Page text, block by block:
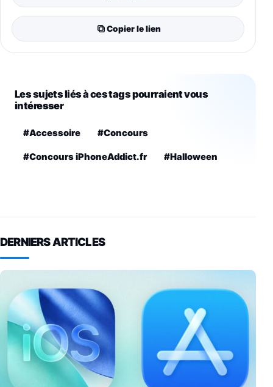
Copier le lien
Les sujets liés à ces tags pourraient vous
intéresser
#Accessoire #Concours
#Concours iPhoneAddict.fr #Halloween
DERNIERS ARTICLES